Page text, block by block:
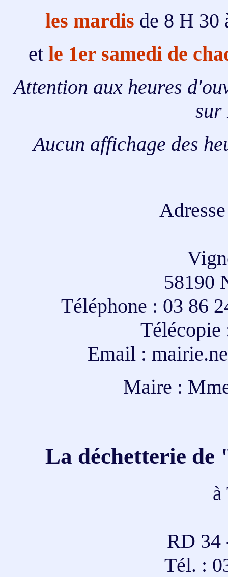
les mardis de 8 H 30
et le 1er samedi de
Attention aux heures
sur
Aucun affichage des
58190
Téléphone : 03 86
Télécopie
Email :
Maire :
La déchetterie
à
RD 34
Tél. :